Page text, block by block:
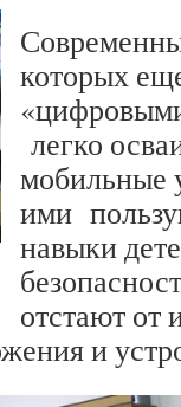
которых
легко
мобильные
ими
навыки
отстают от
и